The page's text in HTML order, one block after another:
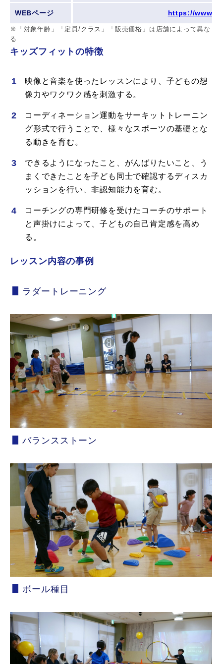
WEBページ https://
※「対象年齢」「定員/クラス」「販売価格」は店舗によって異な
る
キッズフィットの特徴
映像と音楽を使ったレッスンにより、子どもの想
像力やワクワク感を刺激する。
コーディネーション運動をサーキットトレーニン
グ形式で行うことで、様々なスポーツの基礎とな
る動きを育む。
できるようになったこと、がんばりたいこと、う
まくできたことを子ども同士で確認するディスカ
ッションを行い、非認知能力を育む。
コーチングの専門研修を受けたコーチのサポート
と声掛けによって、子どもの自己肯定感を高め
る。
レッスン内容の事例
ラダートレーニング
バランスストーン
ボール種目